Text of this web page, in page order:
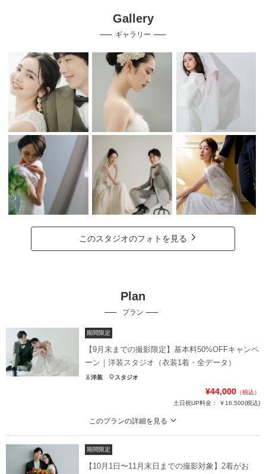
Gallery
ギャラリー
このスタジオのフォトを見る
Plan
プラン
期間限定
【9月末までの撮影限定】基本料50%OFFキャンペ
ーン｜洋装スタジオ（衣装1着・全データ）
洋装 スタジオ
¥44,000 （税込）
土日祝UP料金：
￥16,500(税込)
このプランの詳細を見る
ふたりの好きがきっと見つかる。特別な思い出を美しく残せるスタジオフォ
ト。こだわりの衣装をリーズナブルに堪能できます。
通常価格：88,000円（税込）
期間限定
【10月1日〜11月末日までの撮影対象】2着がお